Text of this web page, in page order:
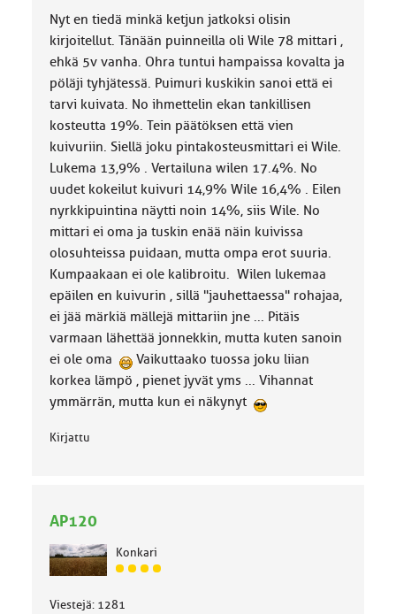
k
k
a
Nyt en tiedä minkä ketjun jatkoksi olisin
kirjoitellut. Tänään puinneilla oli Wile 78 mittari ,
ehkä 5v vanha. Ohra tuntui hampaissa kovalta ja
pöläji tyhjätessä. Puimuri kuskikin sanoi että ei
tarvi kuivata. No ihmettelin ekan tankillisen
kosteutta 19%. Tein päätöksen että vien
kuivuriin. Siellä joku pintakosteusmittari ei Wile.
Lukema 13,9% . Vertailuna wilen 17.4%. No
uudet kokeilut kuivuri 14,9% Wile 16,4% . Eilen
nyrkkipuintina näytti noin 14%, siis Wile. No
mittari ei oma ja tuskin enää näin kuivissa
olosuhteissa puidaan, mutta ompa erot suuria.
Kumpaakaan ei ole kalibroitu. Wilen lukemaa
epäilen en kuivurin , sillä "jauhettaessa" rohajaa,
ei jää märkiä mällejä mittariin jne ... Pitäis
varmaan lähettää jonnekkin, mutta kuten sanoin
ei ole oma
Vaikuttaako tuossa joku liian
korkea lämpö , pienet jyvät yms ... Vihannat
ymmärrän, mutta kun ei näkynyt
Kirjattu
AP120
Konkari
J
s
Viestejä: 1281